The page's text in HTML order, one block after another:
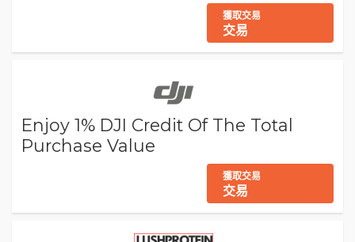
獲取交易
交易
Enjoy 1% DJI Credit Of The Total
Purchase Value
獲取交易
交易